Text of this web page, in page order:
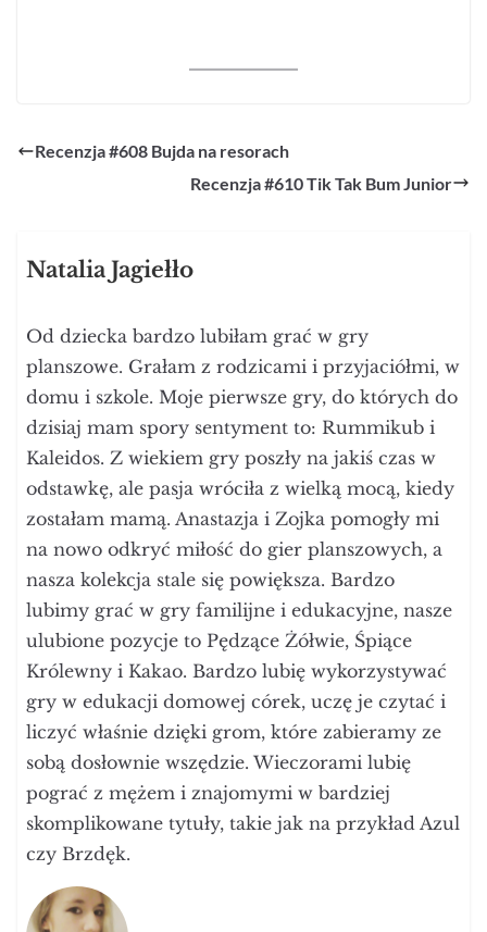
Recenzja #608 Bujda na resorach
Recenzja #610 Tik Tak Bum Junior
Natalia Jagiełło
Od dziecka bardzo lubiłam grać w gry
planszowe. Grałam z rodzicami i przyjaciółmi, w
domu i szkole. Moje pierwsze gry, do których do
dzisiaj mam spory sentyment to: Rummikub i
Kaleidos. Z wiekiem gry poszły na jakiś czas w
odstawkę, ale pasja wróciła z wielką mocą, kiedy
zostałam mamą. Anastazja i Zojka pomogły mi
na nowo odkryć miłość do gier planszowych, a
nasza kolekcja stale się powiększa. Bardzo
lubimy grać w gry familijne i edukacyjne, nasze
ulubione pozycje to Pędzące Żółwie, Śpiące
Królewny i Kakao. Bardzo lubię wykorzystywać
gry w edukacji domowej córek, uczę je czytać i
liczyć właśnie dzięki grom, które zabieramy ze
sobą dosłownie wszędzie. Wieczorami lubię
pograć z mężem i znajomymi w bardziej
skomplikowane tytuły, takie jak na przykład Azul
czy Brzdęk.